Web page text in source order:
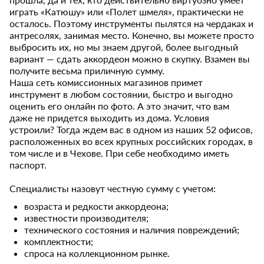
играть «Катюшу» или «Полет шмеля», практически не
осталось. Поэтому инструменты пылятся на чердаках и
антресолях, занимая место. Конечно, вы можете просто
выбросить их, но мы знаем другой, более выгодный
вариант — сдать аккордеон можно в скупку. Взамен вы
получите весьма приличную сумму.
Наша сеть комиссионных магазинов примет
инструмент в любом состоянии, быстро и выгодно
оценить его онлайн по фото. А это значит, что вам
даже не придется выходить из дома. Условия
устроили? Тогда ждем вас в одном из наших 52 офисов,
расположенных во всех крупных российских городах, в
том числе и в Чехове. При себе необходимо иметь
паспорт.
Специалисты назовут честную сумму с учетом:
возраста и редкости аккордеона;
известности производителя;
технического состояния и наличия повреждений;
комплектности;
спроса на коллекционном рынке.